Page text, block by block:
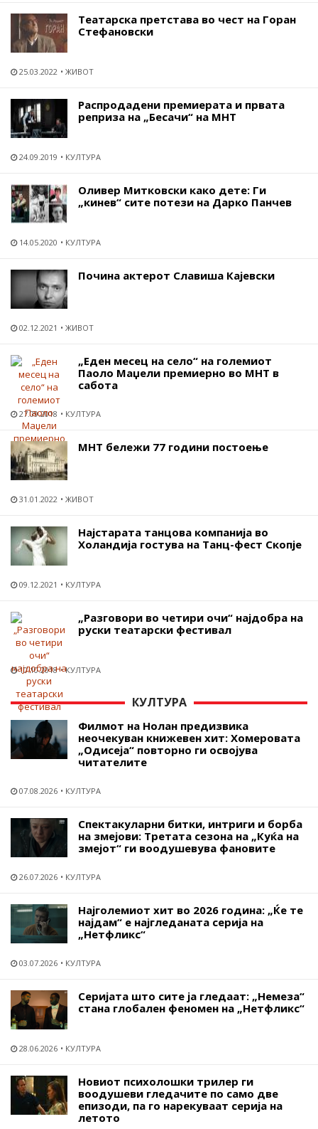
Tеатарска претстава во чест на Горан
Стефановски
25.03.2022 ЖИВОТ
Распродадени премиерата и првата
реприза на „Бесачи“ на МНТ
24.09.2019 КУЛТУРА
Оливер Митковски како дете: Ги
„кинев“ сите потези на Дарко Панчев
14.05.2020 КУЛТУРА
Почина актерот Славиша Кајевски
02.12.2021 ЖИВОТ
„Еден месец на село“ на големиот
Паоло Маџели премиерно во МНТ в
сабота
27.09.2018 КУЛТУРА
МНТ бележи 77 години постоење
31.01.2022 ЖИВОТ
Најстарата танцова компанија во
Холандија гостува на Танц-фест Скопје
09.12.2021 КУЛТУРА
„Разговори во четири очи“ најдобра на
руски театарски фестивал
10.10.2018 КУЛТУРА
КУЛТУРА
Филмот на Нолан предизвика
неочекуван книжевен хит: Хомеровата
„Одисеја“ повторно ги освојува
читателите
07.08.2026 КУЛТУРА
Спектакуларни битки, интриги и борба
на змејови: Третата сезона на „Куќа на
змејот“ ги воодушевува фановите
26.07.2026 КУЛТУРА
Најголемиот хит во 2026 година: „Ќе те
најдам“ е најгледаната серија на
„Нетфликс“
03.07.2026 КУЛТУРА
Серијата што сите ја гледаат: „Немеза“
стана глобален феномен на „Нетфликс“
28.06.2026 КУЛТУРА
Новиот психолошки трилер ги
воодушеви гледачите по само две
епизоди, па го нарекуваат серија на
летото